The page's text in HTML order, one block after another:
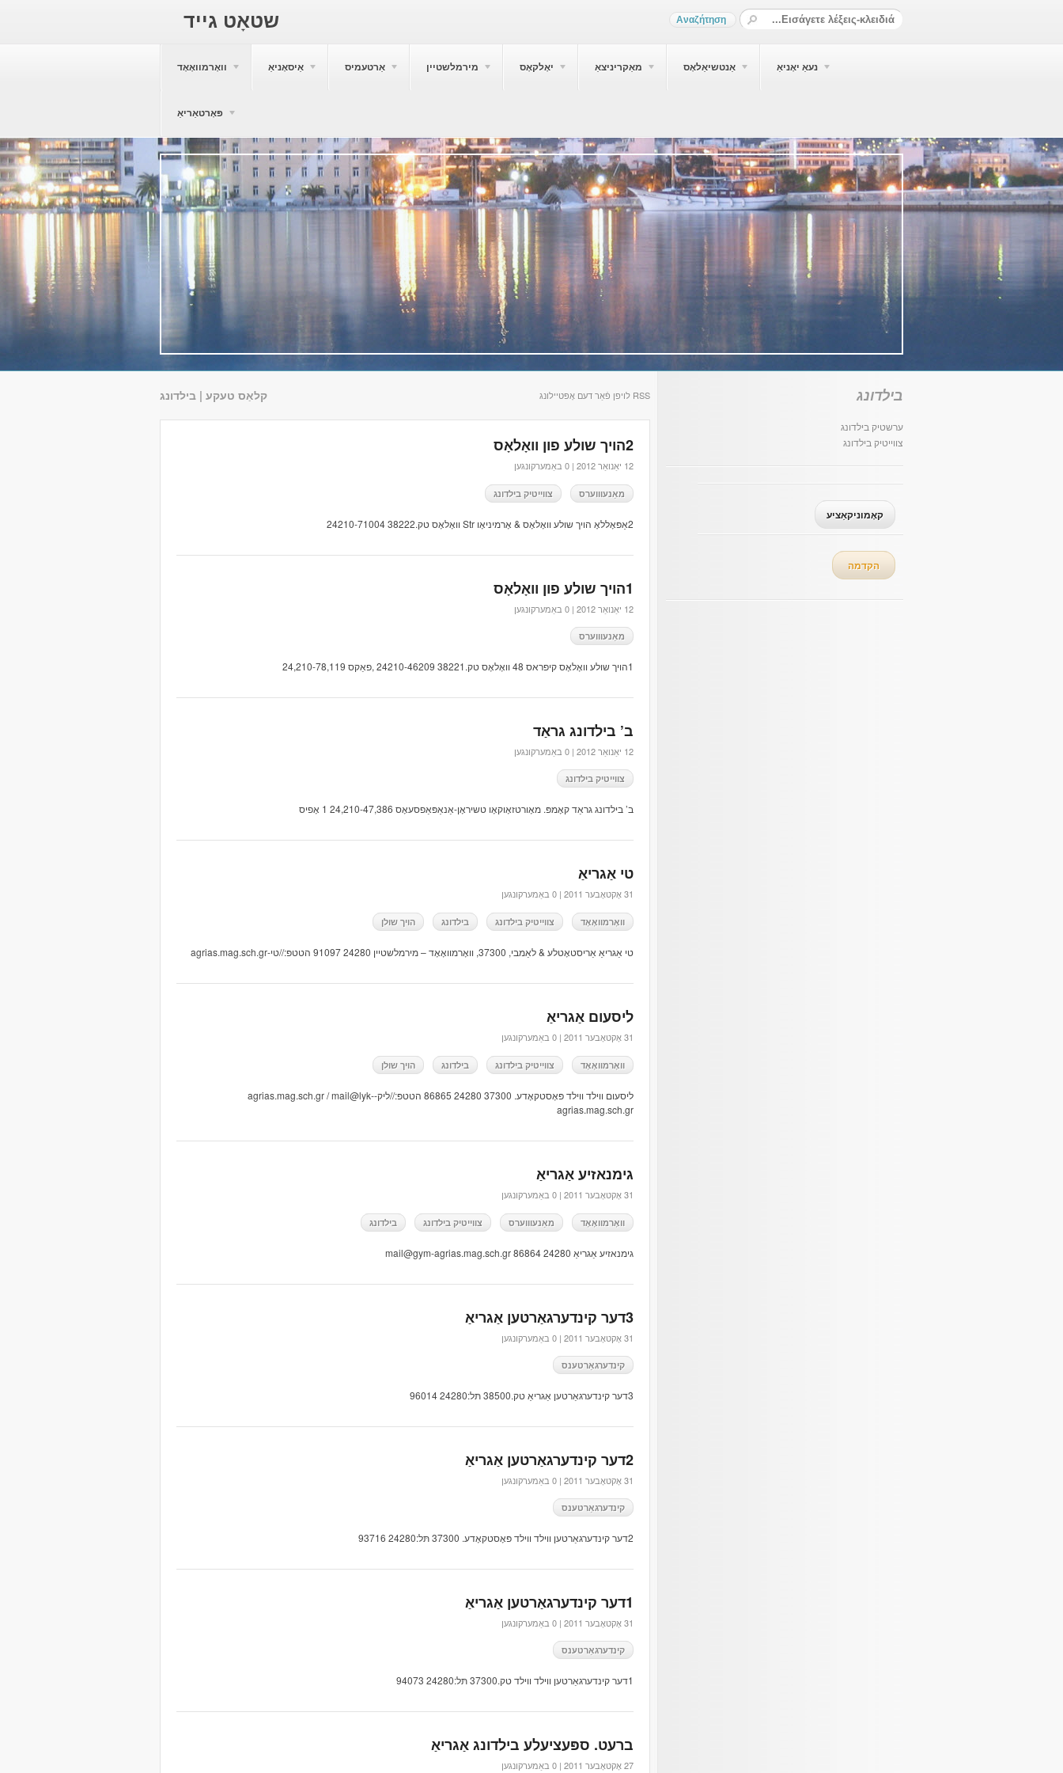
שטאָט גייד
וואָרמוואָאָד אַיסאָניאַ אַרטעמיס מירמלשטיין יאָלקאָס מאַקריניצאַ אַנטשיאַלאָס נעאַ יאָניאַ
פּאָרטאַריאַ
קלאַס טעקע | בילדונג RSS לויפן פֿאַר דעם אָפּטיילונג
2הויך שולע פון ​​וואָלאָס
12 יאַנואַר 2012 | 0 באַמערקונגען
מאַנעוווערס צווייטיק בילדונג
2אַפּאָללאָ הויך שולע וואָלאָס & אָרמיניאָו Str וואָלאָס טק.38222 24210-71004
1הויך שולע פון ​​וואָלאָס
12 יאַנואַר 2012 | 0 באַמערקונגען
מאַנעוווערס
1הויך שולע וואָלאָס קיפראס 48 וואָלאָס טק.38221 24210-46209 ,פאַקס 24,210-78,119
ב’ בילדונג גראַד
12 יאַנואַר 2012 | 0 באַמערקונגען
צווייטיק בילדונג
ב’ בילדונג גראַד קאָמפּ. מאָורטזאָוקאָו טשיראָן-אַנאַפּאַפסעאָס 24,210-47,386 1 אָפיס
טי אַגריאַ
31 אָקטאָבער 2011 | 0 באַמערקונגען
וואָרמוואָאָד צווייטיק בילדונג בילדונג הויך שולן
טי אַגריאַ אַריסטאָטלע & לאַמבי, 37300, וואָרמוואָאָד – מירמלשטיין 24280 91097 הטטפּ://טי-agrias.mag.sch.gr
ליסעום אַגריאַ
31 אָקטאָבער 2011 | 0 באַמערקונגען
וואָרמוואָאָד צווייטיק בילדונג בילדונג הויך שולן
ליסעום ווילד ווילד פּאָסטקאָדע. 37300 24280 86865 הטטפּ://ליק-agrias.mag.sch.gr / mail@lyk-
agrias.mag.sch.gr
גימנאזיע אַגריאַ
31 אָקטאָבער 2011 | 0 באַמערקונגען
וואָרמוואָאָד מאַנעוווערס צווייטיק בילדונג בילדונג
גימנאזיע אַגריאַ 24280 86864 mail@gym-agrias.mag.sch.gr
3דער קינדערגאַרטען אַגריאַ
31 אָקטאָבער 2011 | 0 באַמערקונגען
קינדערגאַרטענס
3דער קינדערגאַרטען אַגריאַ טק.38500 תּל:24280 96014
2דער קינדערגאַרטען אַגריאַ
31 אָקטאָבער 2011 | 0 באַמערקונגען
קינדערגאַרטענס
2דער קינדערגאַרטען ווילד ווילד פּאָסטקאָדע. 37300 תּל:24280 93716
1דער קינדערגאַרטען אַגריאַ
31 אָקטאָבער 2011 | 0 באַמערקונגען
קינדערגאַרטענס
1דער קינדערגאַרטען ווילד ווילד טק.37300 תּל:24280 94073
ברעט. ספּעציעלע בילדונג אַגריאַ
27 אָקטאָבער 2011 | 0 באַמערקונגען
בילדונג
ערשטיק בילדונג
צווייטיק בילדונג
קאָמוניקאַציע
הקדמה